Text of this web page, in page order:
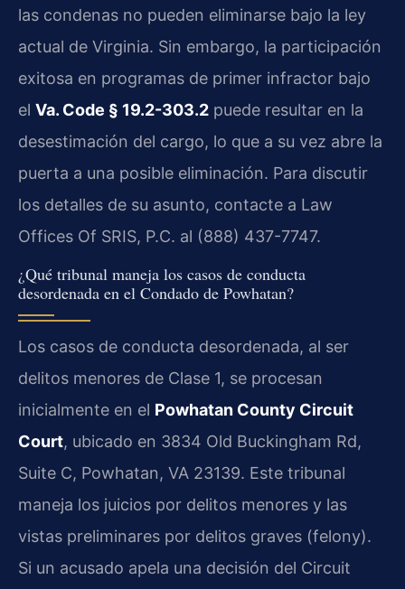
las condenas no pueden eliminarse bajo la ley
actual de Virginia. Sin embargo, la participación
exitosa en programas de primer infractor bajo
el Va. Code § 19.2-303.2 puede resultar en la
desestimación del cargo, lo que a su vez abre la
puerta a una posible eliminación. Para discutir
los detalles de su asunto, contacte a Law
Offices Of SRIS, P.C. al (888) 437-7747.
¿Qué tribunal maneja los casos de conducta
desordenada en el Condado de Powhatan?
Los casos de conducta desordenada, al ser
delitos menores de Clase 1, se procesan
inicialmente en el Powhatan County Circuit
Court, ubicado en 3834 Old Buckingham Rd,
Suite C, Powhatan, VA 23139. Este tribunal
maneja los juicios por delitos menores y las
vistas preliminares por delitos graves (felony).
Si un acusado apela una decisión del Circuit